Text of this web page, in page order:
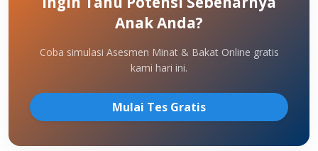
Anak Anda?
Coba simulasi Asesmen Minat & Bakat Online gratis
kami hari ini.
Mulai Tes Gratis